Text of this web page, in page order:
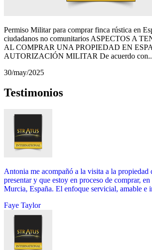
Permiso Militar para comprar finca rústica en
ciudadanos no comunitarios ASPECTOS A
AL COMPRAR UNA PROPIEDAD EN
AUTORIZACIÓN MILITAR De acuerdo
30/may/2025
Testimonios
Antonia me acompañó a la visita a la propiedad
presentar y que estoy en proceso de comprar,
Murcia, España. El enfoque servicial, amable e
Faye Taylor